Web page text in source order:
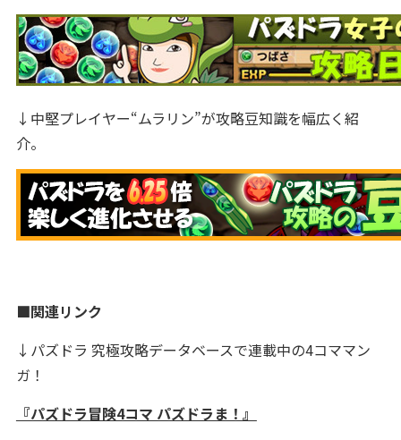
↓中堅プレイヤー“ムラリン”が攻略豆知識を幅広く紹
介。
■関連リンク
↓パズドラ 究極攻略データベースで連載中の4コママン
ガ！
『パズドラ冒険4コマ パズドラま！』